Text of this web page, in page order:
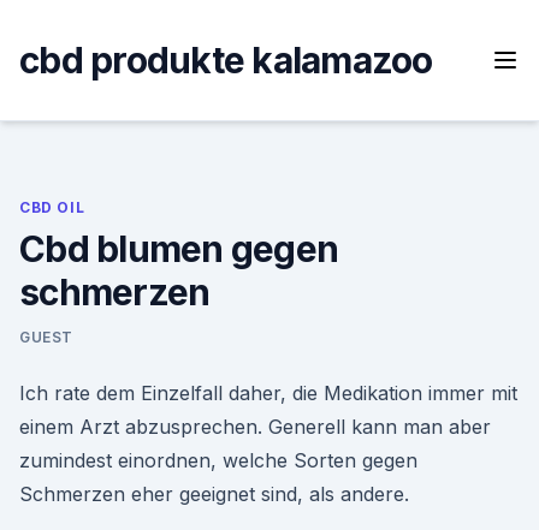
content
cbd produkte kalamazoo
CBD OIL
Cbd blumen gegen
schmerzen
GUEST
Ich rate dem Einzelfall daher, die Medikation immer mit
einem Arzt abzusprechen. Generell kann man aber
zumindest einordnen, welche Sorten gegen
Schmerzen eher geeignet sind, als andere.